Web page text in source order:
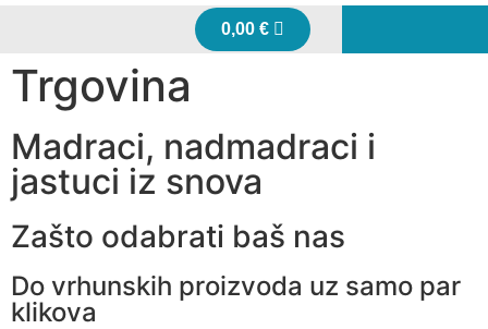
0,00€
Trgovina
Madraci, nadmadraci i
jastuci iz snova
Zašto odabrati baš nas
Do vrhunskih proizvoda uz samo par
klikova